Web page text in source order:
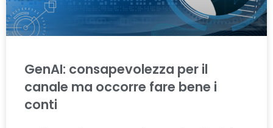
GenAI: consapevolezza per il
canale ma occorre fare bene i
conti